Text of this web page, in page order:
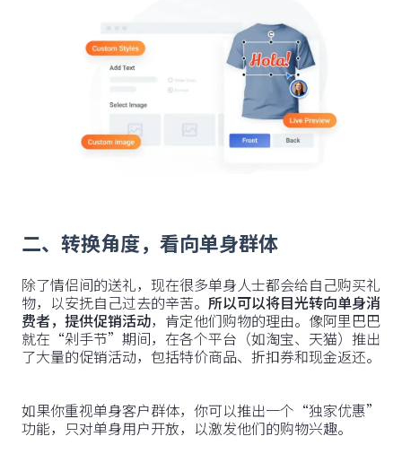
二、转换角度，看向单身群体
除了情侣间的送礼，现在很多单身人士都会给自己购买礼
物，以安抚自己过去的辛苦。 所以可以将目光转向单身消
费者，提供促销活动，肯定他们购物的理由。像阿里巴巴
就在“剁手节”期间，在各个平台（如淘宝、天猫）推出
了大量的促销活动，包括特价商品、折扣券和现金返还。
如果你重视单身客户群体，你可以推出一个“独家优惠”
功能，只对单身用户开放，以激发他们的购物兴趣。